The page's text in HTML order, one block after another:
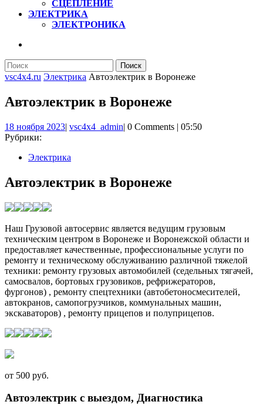
СЦЕПЛЕНИЕ
ЭЛЕКТРИКА
ЭЛЕКТРОНИКА
КНОПКА
Найти:
vsc4x4.ru Электрика Автоэлектрик в Воронеже
Автоэлектрик в Воронеже
18 ноября 202318
| vsc4x4_adminvsc4x4_admin
| 0 Comments | 05:50
Рубрики:
Электрика
Автоэлектрик в Воронеже
Наш Грузовой автосервис является ведущим грузовым
техническим центром в Воронеже и Воронежской области и
предоставляет качественные, профессиональные услуги по
ремонту и техническому обслуживанию различной тяжелой
техники: ремонту грузовых автомобилей (седельных тягачей,
самосвалов, бортовых грузовиков, рефрижераторов,
фургонов) , ремонту спецтехники (автобетоносмесителей,
автокранов, самопогрузчиков, коммунальных машин,
экскаваторов) , ремонту прицепов и полуприцепов.
от 500 руб.
Автоэлектрик с выездом, Диагностика